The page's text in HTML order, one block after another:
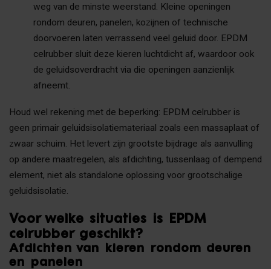
weg van de minste weerstand. Kleine openingen
rondom deuren, panelen, kozijnen of technische
doorvoeren laten verrassend veel geluid door. EPDM
celrubber sluit deze kieren luchtdicht af, waardoor ook
de geluidsoverdracht via die openingen aanzienlijk
afneemt.
Houd wel rekening met de beperking: EPDM celrubber is
geen primair geluidsisolatiemateriaal zoals een massaplaat of
zwaar schuim. Het levert zijn grootste bijdrage als aanvulling
op andere maatregelen, als afdichting, tussenlaag of dempend
element, niet als standalone oplossing voor grootschalige
geluidsisolatie.
Voor welke situaties is EPDM
celrubber geschikt?
Afdichten van kieren rondom deuren
en panelen